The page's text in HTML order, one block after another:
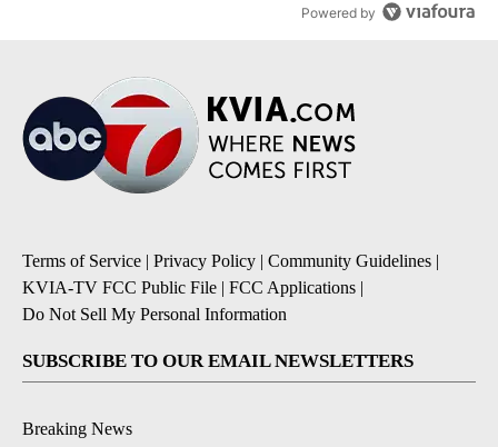
Powered by
Terms of Service | Privacy Policy | Community Guidelines |
KVIA-TV FCC Public File | FCC Applications |
Do Not Sell My Personal Information
SUBSCRIBE TO OUR EMAIL NEWSLETTERS
Breaking News